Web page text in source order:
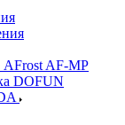
AF-MP
DOFUN